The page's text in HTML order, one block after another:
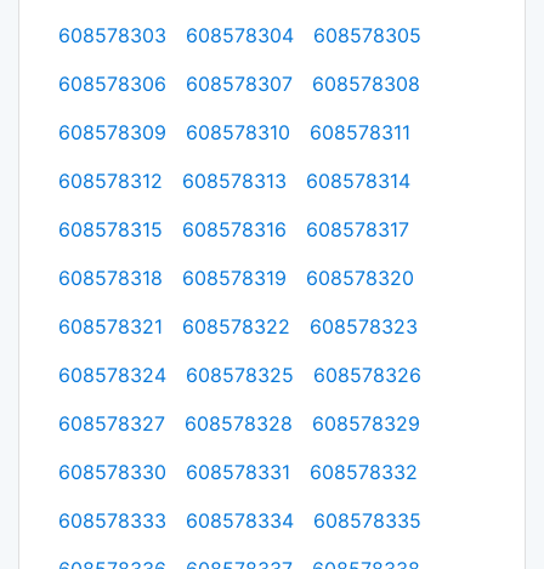
608578303
608578304
608578305
608578306
608578307
608578308
608578309
608578310
608578311
608578312
608578313
608578314
608578315
608578316
608578317
608578318
608578319
608578320
608578321
608578322
608578323
608578324
608578325
608578326
608578327
608578328
608578329
608578330
608578331
608578332
608578333
608578334
608578335